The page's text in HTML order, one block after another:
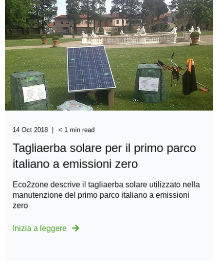
14 Oct 2018 < 1 min read
Tagliaerba solare per il primo parco
italiano a emissioni zero
Eco2zone descrive il tagliaerba solare utilizzato nella
manutenzione del primo parco italiano a emissioni
zero
Inizia a leggere